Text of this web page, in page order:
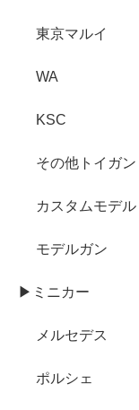
東京マルイ
WA
KSC
その他トイガン
カスタムモデル
モデルガン
▶ミニカー
メルセデス
ポルシェ